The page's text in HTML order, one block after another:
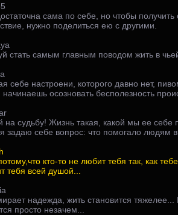
сама по себе, но чтобы
нужно поделиться ею с другими.
стать самым главным поводом жить в
себе настроени, которого давно нет,
осозновать бесполезность
на судьбу! Жизнь такая, какой мы ее себе
задаю себе вопрос: что помогало людям
кто-то не любит тебя так, как
тебя всей душой...
надежда, жить становится
просто незачем...